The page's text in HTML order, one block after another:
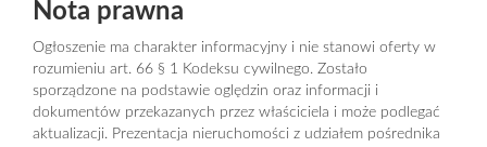
Nota prawna
Ogłoszenie ma charakter informacyjny i nie stanowi oferty w
rozumieniu art. 66 § 1 Kodeksu cywilnego. Zostało
sporządzone na podstawie oględzin oraz informacji i
dokumentów przekazanych przez właściciela i może podlegać
aktualizacji. Prezentacja nieruchomości z udziałem pośrednika